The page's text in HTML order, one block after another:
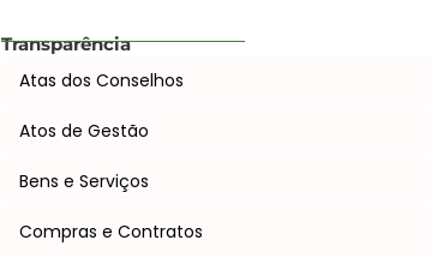
Transparência
Atas dos Conselhos
Atos de Gestão
Bens e Serviços
Compras e Contratos